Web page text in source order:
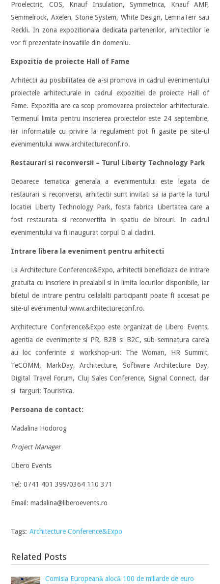
Proelectric, COS, Knauf Insulation, Symmetrica, Knauf AMF,
Semmelrock, Axelen, Stone System, White Design, LemnaTerr sau
Reckli. In zona expozitionala dedicata partenerilor, arhitectilor le
vor fi prezentate inovatiile din domeniu.
Expozitia de proiecte Hall of Fame
Arhitectii au posibilitatea de a-si promova in cadrul evenimentului
proiectele arhitecturale in cadrul expozitiei de proiecte Hall of
Fame. Expozitia are ca scop promovarea proiectelor arhitecturale.
Termenul limita pentru inscrierea proiectelor este 24 septembrie,
iar informatiile cu privire la regulament pot fi gasite pe site-ul
evenimentului www.architectureconf.ro.
Restaurari si reconversii – Turul Liberty Technology Park
Deoarece tematica generala a evenimentului este legata de
restaurari si reconversii, arhitectii sunt invitati sa ia parte la turul
locatiei Liberty Technology Park, fosta fabrica Libertatea care a
fost restaurata si reconvertita in spatiu de birouri. In cadrul
evenimentului va fi inaugurat corpul D al cladirii.
Intrare libera la eveniment pentru arhitecti
La Architecture Conference&Expo, arhitectii beneficiaza de intrare
gratuita cu inscriere in prealabil si in limita locurilor disponibile, iar
biletul de intrare pentru ceilalalti participanti poate fi accesat pe
site-ul evenimentul www.architectureconf.ro.
Architecture Conference&Expo este organizat de Libero Events,
agentia de evenimente si PR, B2B si B2C, sub semnatura careia
au loc conferinte si workshop-uri: The Woman, HR Summit,
TeCOMM, MarkDay, Architecture, Software Architecture Day,
Digital Travel Forum, Cluj Sales Conference, Signal Connect, dar
si targuri: Touristica.
Persoana de contact:
Madalina Hodorog
Project Manager
Libero Events
Tel: 0741 401 399/0364 110 371
Email: madalina@liberoevents.ro
Tags: Architecture Conference&Expo
Related Posts
Comisia Europeană alocă 100 de miliarde de euro